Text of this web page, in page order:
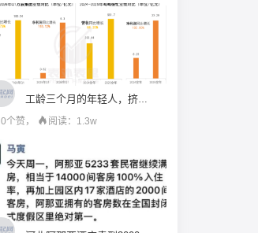
工龄三个月的年轻人，挤满了折扣零食店
0个赞，
阅读：1.3w